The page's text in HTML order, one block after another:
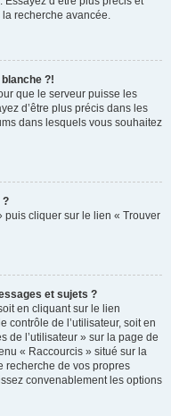
recherche avancée.
?!
que le serveur puisse les
d’être plus précis dans les
dans lesquels vous souhaitez
?
puis cliquer sur le lien « Trouver
et sujets ?
en cliquant sur le lien
contrôle de l’utilisateur, soit en
de l’utilisateur » sur la page de
« Raccourcis » situé sur la
recherche de vos propres
convenablement les options